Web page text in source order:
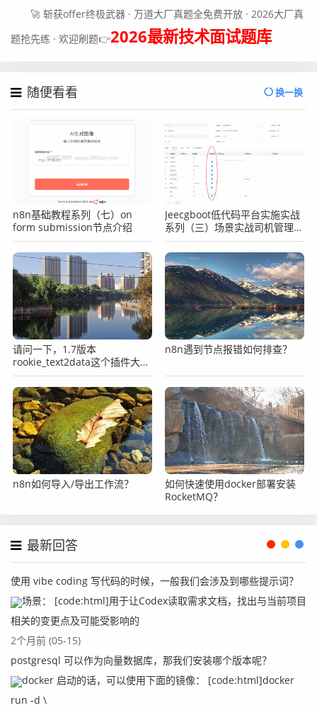
🚀 斩获offer终极武器 · 万道大厂真题全免费开放 · 2026大厂真
题抢先练 · 欢迎刷题👉2026最新技术面试题库
随便看看 换一换
n8n基础教程系列（七）on
form submission节点介绍
Jeecgboot低代码平台实施实战
系列（三）场景实战司机管理之
表单字段必填
请问一下，1.7版本
rookie_text2data这个插件大家
可以使用吗？
n8n遇到节点报错如何排查？
n8n如何导入/导出工作流？
如何快速使用docker部署安装
RocketMQ？
最新回答
使用 vibe coding 写代码的时候，一般我们会涉及到哪些提示词？
场景： [code:html]用于让Codex读取需求文档，找出与当前项目
相关的变更点及可能受影响的
2个月前 (05-15)
postgresql 可以作为向量数据库，那我们安装哪个版本呢？
docker 启动的话，可以使用下面的镜像： [code:html]docker
run -d \